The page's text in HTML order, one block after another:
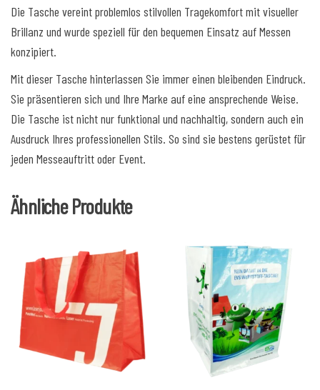
Die Tasche vereint problemlos stilvollen Tragekomfort mit visueller
Brillanz und wurde speziell für den bequemen Einsatz auf Messen
konzipiert.
Mit dieser Tasche hinterlassen Sie immer einen bleibenden Eindruck.
Sie präsentieren sich und Ihre Marke auf eine ansprechende Weise.
Die Tasche ist nicht nur funktional und nachhaltig, sondern auch ein
Ausdruck Ihres professionellen Stils. So sind sie bestens gerüstet für
jeden Messeauftritt oder Event.
Ähnliche Produkte